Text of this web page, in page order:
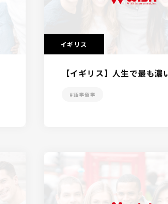
イギリス
【イギリス】人生で最も濃
#語学留学